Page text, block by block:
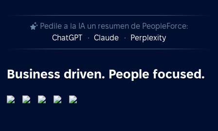
Pedile a la IA un resumen de PeopleForce:
ChatGPT
Claude Perplexity
Business driven. People focused.